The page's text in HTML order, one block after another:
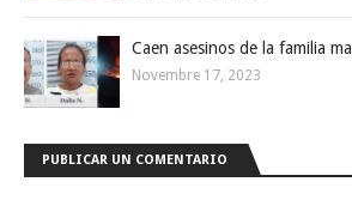
Caen asesinos de la familia
Novembre 17, 2023
PUBLICAR UN COMENTARIO